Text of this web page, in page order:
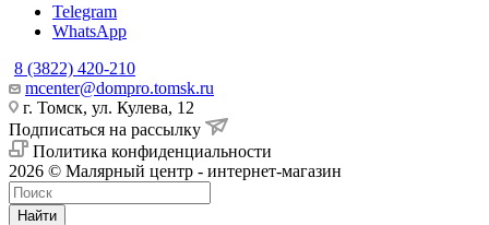
Telegram
WhatsApp
8 (3822) 420-210
mcenter@dompro.tomsk.ru
г. Томск, ул. Кулева, 12
Подписаться на рассылку
Политика конфиденциальности
2026 © Малярный центр - интернет-магазин
Найти